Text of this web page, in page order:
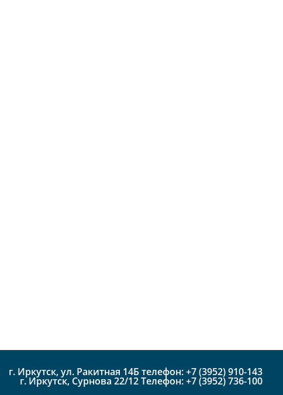
г. Иркутск, ул. Ракитная 14Б телефон: +7 (3952) 910-143
г. Иркутск, Сурнова 22/12 Телефон: +7 (3952) 736-100